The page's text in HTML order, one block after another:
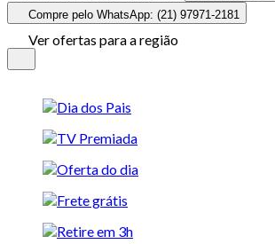
Compre pelo WhatsApp: (21) 97971-2181
Ver ofertas para a região